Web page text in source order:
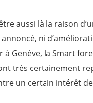
aussi là la raison
ni
à Genève, la Smart
très certainement
un certain intérêt